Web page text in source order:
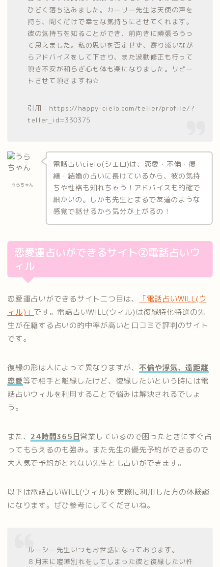
ひどく落ち込みました。カーリー先生は天使の声を
持ち、聞くだけで幸せな気持ちにさせてくれます。
彼の気持ちを知ることができ、前向きに頑張ろうっ
て思えました。私の思いを否定せず、寄り添いなが
らアドバイスをして下さり、また波動修正も行って
頂き不安が和らぎ心も体も楽になりました。リピー
トさせて頂きますね☆
引用：https://happy-cielo.com/teller/profile/?
teller_id=330375
うらちゃん
電話占いcielo(シエロ)は、恋愛・不倫・復
縁・結婚の占いに長けているから、彼の気持
ちや性格も知れちゃう！アドバイスも的確で
細かいの。しかも先生とまるで友達のような
感覚で話せるから気分が上がるの！
恋愛運占いができるサイト②電話占いウ
ィル
恋愛運占いができるサイト二つ目は、
「電話占いWILL(ウ
ィル)」 です。電話占いWILL(ウィル)は復縁特化特選の先
生が在籍する占いの的中率が高いと口コミで評判のサイト
です。
復縁の形は人によって異なりますが、 不倫や浮気、遠距離
恋愛等で相手と離縁したけど、復縁したいという時には電
話占いウィルを利用することで悩みは解決されるでしょ
う。
また、 24時間365日営業しているので困ったときにすぐ占
ってもらえるのも強み。また先生の優先予約ができるので
大人気で予約がとれない先生とも占いができます。
以下は電話占いWILL(ウィル)を実際に利用した方の体験談
になります。ぜひ参考にしてくださいね。
ルーシー先生いつもお世話になっております。
８月末に喧嘩別れをしてしまった彼と復縁したい件